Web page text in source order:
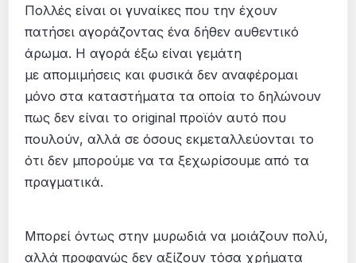
Πολλές είναι οι γυναίκες που την έχουν
πατήσει αγοράζοντας ένα δήθεν αυθεντικό
άρωμα. Η αγορά έξω είναι γεμάτη
με απομιμήσεις και φυσικά δεν αναφέρομαι
μόνο στα καταστήματα τα οποία το δηλώνουν
πως δεν είναι το original προϊόν αυτό που
πουλούν, αλλά σε όσους εκμεταλλεύονται το
ότι δεν μπορούμε να τα ξεχωρίσουμε από τα
πραγματικά.
Μπορεί όντως στην μυρωδιά να μοιάζουν πολύ,
αλλά προφανώς δεν αξίζουν τόσα χρήματα